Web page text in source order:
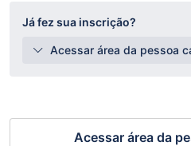
Já fez sua inscrição?
Acessar área da pessoa
Acessar área da